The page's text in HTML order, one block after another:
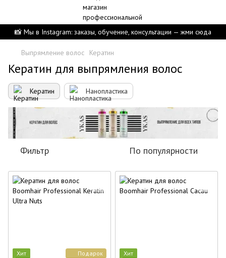
📸 Мы в Instagram: заказы, обучение, консультации — жми сюда
Выпрямление волос Кератин
Кератин для выпрямления волос
Кератин Нанопластика
Фильтр По популярности
Подарок
Хит Хит